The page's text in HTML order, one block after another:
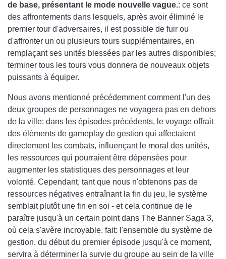
de base, présentant le mode nouvelle vague.: ce sont
des affrontements dans lesquels, après avoir éliminé le
premier tour d'adversaires, il est possible de fuir ou
d'affronter un ou plusieurs tours supplémentaires, en
remplaçant ses unités blessées par les autres disponibles;
terminer tous les tours vous donnera de nouveaux objets
puissants à équiper.
Nous avons mentionné précédemment comment l'un des
deux groupes de personnages ne voyagera pas en dehors
de la ville: dans les épisodes précédents, le voyage offrait
des éléments de gameplay de gestion qui affectaient
directement les combats, influençant le moral des unités,
les ressources qui pourraient être dépensées pour
augmenter les statistiques des personnages et leur
volonté. Cependant, tant que nous n'obtenons pas de
ressources négatives entraînant la fin du jeu, le système
semblait plutôt une fin en soi - et cela continue de le
paraître jusqu'à un certain point dans The Banner Saga 3,
où cela s'avère incroyable. fait: l'ensemble du système de
gestion, du début du premier épisode jusqu'à ce moment,
servira à déterminer la survie du groupe au sein de la ville